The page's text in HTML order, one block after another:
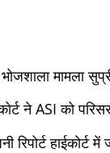
मामला
ने ASI को
हाईकोर्ट में